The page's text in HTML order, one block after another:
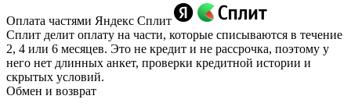
Оплата частями Яндекс Сплит
Сплит делит оплату на части, которые списываются в течение
2, 4 или 6 месяцев. Это не кредит и не рассрочка, поэтому у
него нет длинных анкет, проверки кредитной истории и
скрытых условий.
Обмен и возврат